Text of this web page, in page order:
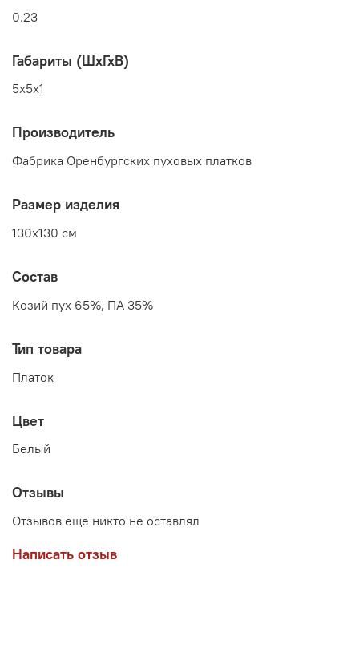
0.23
Габариты (ШхГхВ)
5x5x1
Производитель
Фабрика Оренбургских пуховых платков
Размер изделия
130x130 см
Состав
Козий пух 65%, ПА 35%
Тип товара
Платок
Цвет
Белый
Отзывы
Отзывов еще никто не оставлял
Написать отзыв